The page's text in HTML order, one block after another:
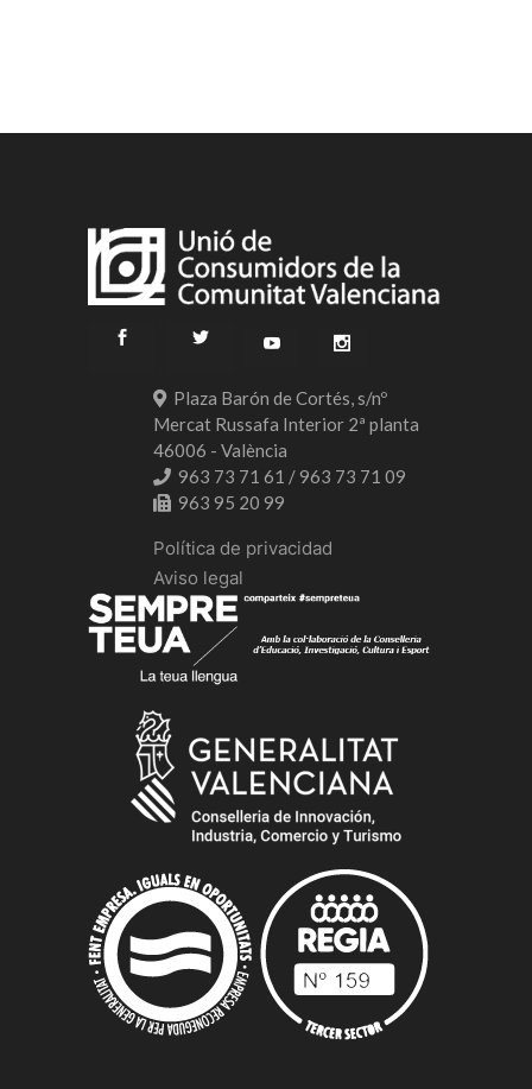
Plaza Barón de Cortés, s/nº
Mercat Russafa Interior 2ª planta
46006 - València
963 73 71 61 / 963 73 71 09
963 95 20 99
Política de privacidad
Aviso legal